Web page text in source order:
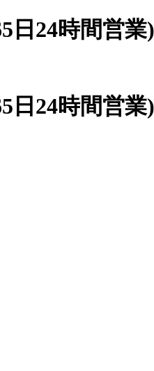
24時間営業)
24時間営